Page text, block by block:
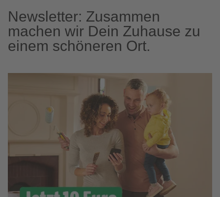
Newsletter: Zusammen
machen wir Dein Zuhause zu
einem schöneren Ort.